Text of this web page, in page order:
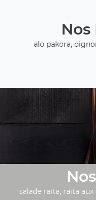
alo pakora,
salade raïta, raïta aux